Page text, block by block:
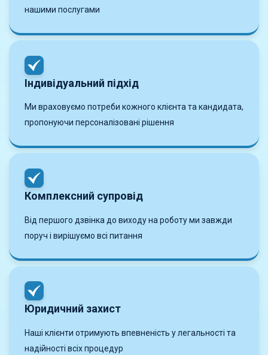
нашими послугами
Індивідуальний підхід
Ми враховуємо потреби кожного клієнта та кандидата,
пропонуючи персоналізовані рішення
Комплексний супровід
Від першого дзвінка до виходу на роботу ми завжди
поруч і вирішуємо всі питання
Юридичний захист
Наші клієнти отримують впевненість у легальності та
надійності всіх процедур